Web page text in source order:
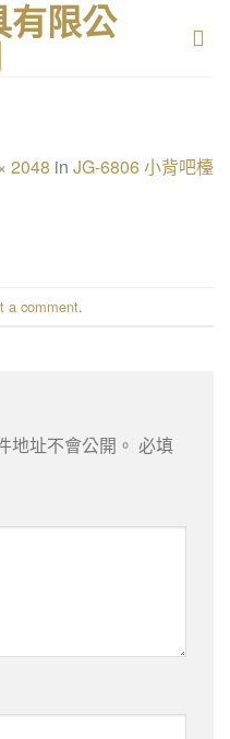
2048 in JG-6806 小背吧檯
a comment.
地址不會公開。 必填